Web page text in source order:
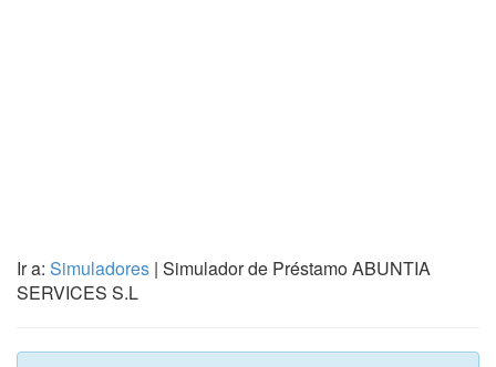
Ir a: Simuladores | Simulador de Préstamo ABUNTIA
SERVICES S.L